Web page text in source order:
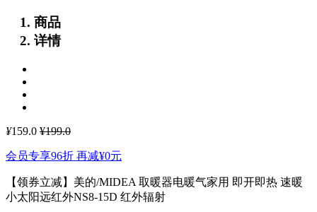
商品
详情
¥159.0 ¥199.0
会员专享96折 再减¥0元
【领券立减】美的/MIDEA 取暖器电暖气家用 即开即热 速暖
小太阳远红外NS8-15D 红外辐射